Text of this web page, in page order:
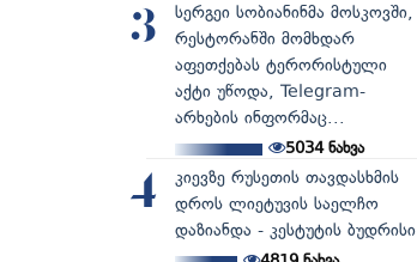
3
სერგეი სობიანინმა მოსკოვში,
რესტორანში მომხდარ
აფეთქებას ტერორისტული
აქტი უწოდა, Telegram-
არხების ინფორმაც...
5034ნახვა
4
კიევზე რუსეთის თავდასხმის
დროს ლიეტუვის საელჩო
დაზიანდა - კესტუტის ბუდრისი